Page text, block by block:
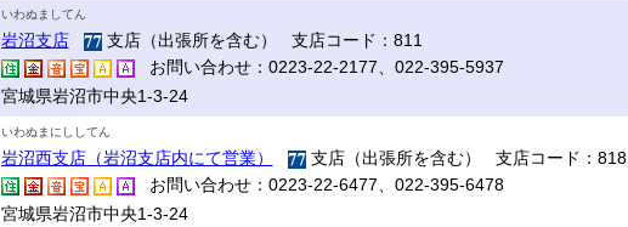
いわぬましてん
岩沼支店
支店（出張所を含む） 支店コード：811
お問い合わせ：0223-22-2177、022-395-5937
宮城県岩沼市中央1-3-24
いわぬまにししてん
岩沼西支店（岩沼支店内にて営業）
支店（出張所を含む） 支店コード：818
お問い合わせ：0223-22-6477、022-395-6478
宮城県岩沼市中央1-3-24